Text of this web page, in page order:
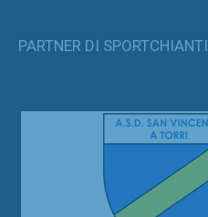
PARTNER DI SPORTCHIANTI